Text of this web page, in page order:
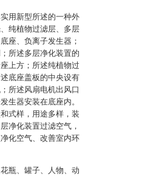
用新型所述的一种外
纯植物过滤层、多层
座、负离子发生器；
所述多层净化装置的
上方；所述纯植物过
底座盖板的中央设有
所述风扇电机出风口
生器安装在底座内。
式样，用途多样，装
净化装置过滤空气，
化空气、改善室内环
瓶、罐子、人物、动